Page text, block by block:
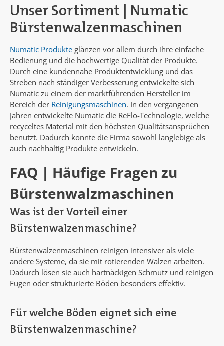
Unser Sortiment | Numatic
Bürstenwalzenmaschinen
Numatic Produkte glänzen vor allem durch ihre einfache
Bedienung und die hochwertige Qualität der Produkte.
Durch eine kundennahe Produktentwicklung und das
Streben nach ständiger Verbesserung entwickelte sich
Numatic zu einem der marktführenden Hersteller im
Bereich der Reinigungsmaschinen. In den vergangenen
Jahren entwickelte Numatic die ReFlo-Technologie, welche
recyceltes Material mit den höchsten Qualitätsansprüchen
benutzt. Dadurch konnte die Firma sowohl langlebige als
auch nachhaltig Produkte entwickeln.
FAQ | Häufige Fragen zu
Bürstenwalzmaschinen
Was ist der Vorteil einer
Bürstenwalzenmaschine?
Bürstenwalzenmaschinen reinigen intensiver als viele
andere Systeme, da sie mit rotierenden Walzen arbeiten.
Dadurch lösen sie auch hartnäckigen Schmutz und reinigen
Fugen oder strukturierte Böden besonders effektiv.
Für welche Böden eignet sich eine
Bürstenwalzenmaschine?